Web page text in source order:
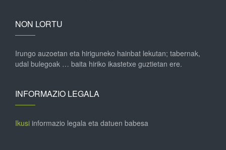
NON LORTU
Irungo auzoetan eta hiriguneko hainbat lekutan; tabernak,
udal bulegoak … baita hiriko ikastetxe guztietan ere.
INFORMAZIO LEGALA
Ikusi informazio legala eta datuen babesa